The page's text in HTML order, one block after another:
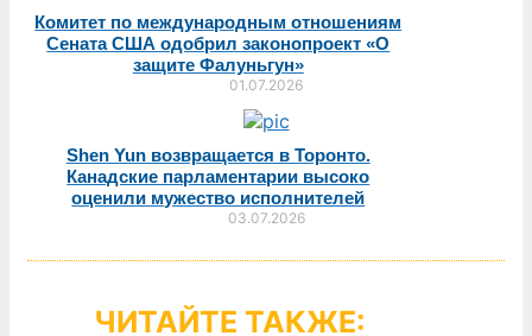
Комитет по международным отношениям
Сената США одобрил законопроект «О
защите Фалуньгун»
01.07.2026
Shen Yun возвращается в Торонто.
Канадские парламентарии высоко
оценили мужество исполнителей
03.07.2026
ЧИТАЙТЕ ТАКЖЕ: